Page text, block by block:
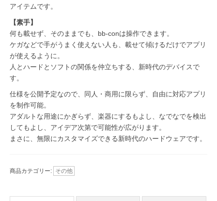
アイテムです。
【素手】
何も載せず、そのままでも、bb-conは操作できます。
ケガなどで手がうまく使えない人も、載せて傾けるだけでアプリ
が使えるように。
人とハードとソフトの関係を仲立ちする、新時代のデバイスで
す。
仕様を公開予定なので、同人・商用に限らず、自由に対応アプリ
を制作可能。
アダルトな用途にかぎらず、楽器にするもよし、なでなでを検出
してもよし、アイデア次第で可能性が広がります。
まさに、無限にカスタマイズできる新時代のハードウェアです。
商品カテゴリー: その他